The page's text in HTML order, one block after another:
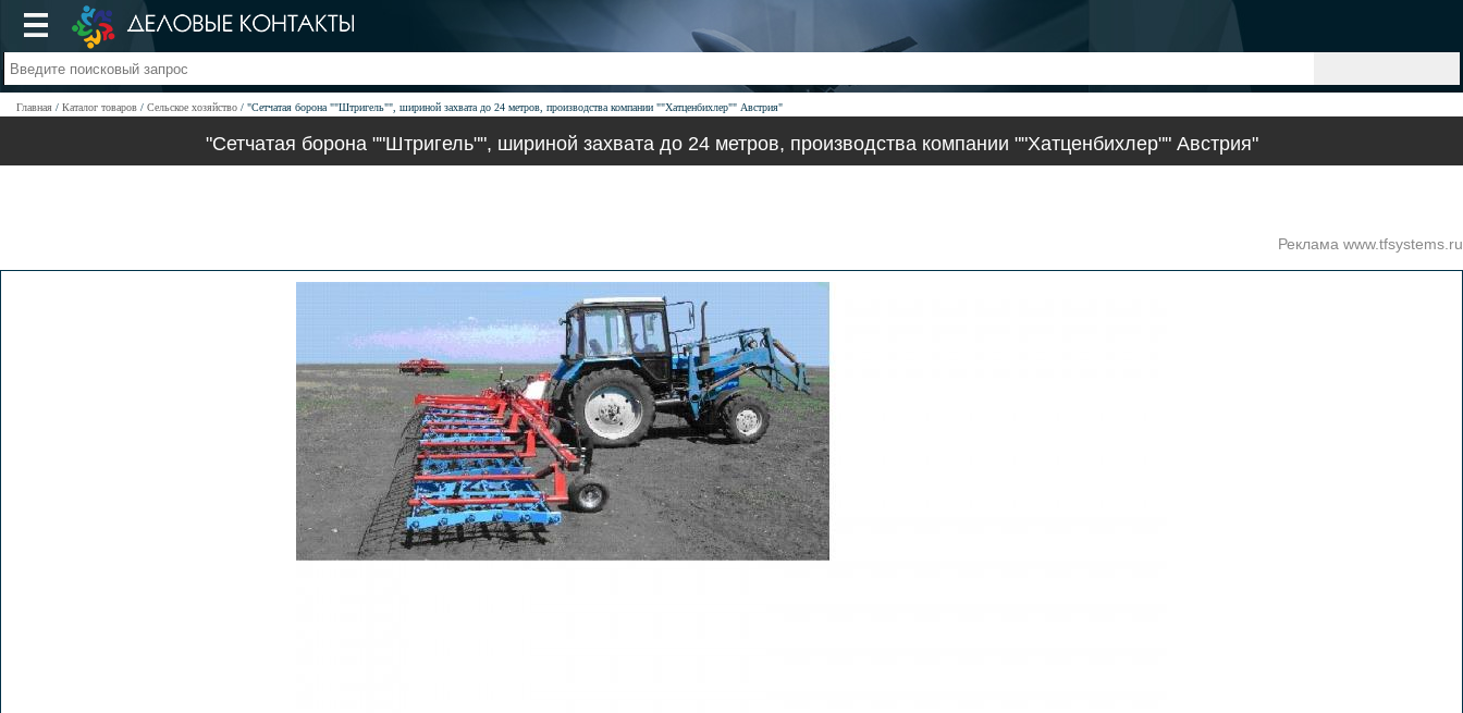
Главная Каталог товаров Сельское хозяйство "Сетчатая борона ""Штригель"", шириной захвата до 24 метров, производства компании ""Хатценбихлер"" Австрия"
"Сетчатая борона ""Штригель"", шириной захвата до 24 метров, производства компании ""Хатценбихлер"" Австрия"
Реклама www.tfsystems.ru